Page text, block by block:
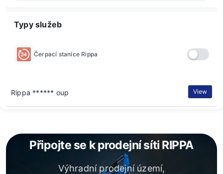
Typy služeb
Čerpací stanice Rippa
Rippa ****** oup View
Připojte se k prodejní síti RIPPA
Výhradní prodejní území,